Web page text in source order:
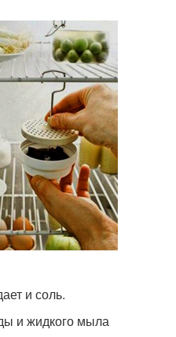
и соль.
и жидкого мыла